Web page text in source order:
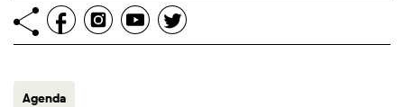
Agenda